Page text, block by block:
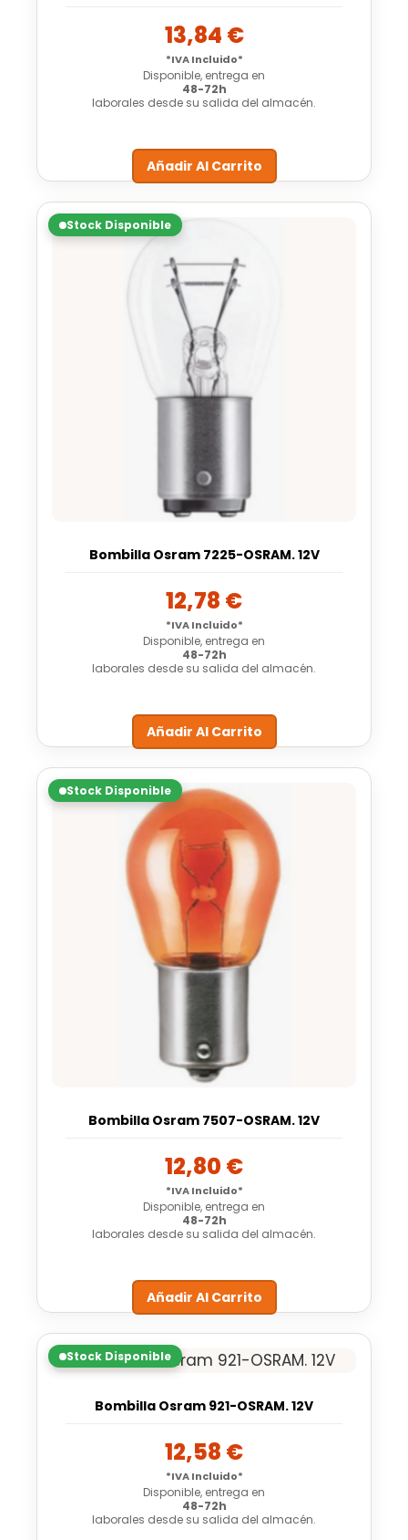
13,84 €
*IVA Incluido*
Disponible, entrega en
48-72h
laborales desde su salida del almacén.
Añadir Al Carrito
Bombilla Osram 7225-OSRAM. 12V
12,78 €
*IVA Incluido*
Disponible, entrega en
48-72h
laborales desde su salida del almacén.
Stock Disponible
Añadir Al Carrito
Bombilla Osram 7507-OSRAM. 12V
12,80 €
*IVA Incluido*
Disponible, entrega en
48-72h
laborales desde su salida del almacén.
Stock Disponible
Añadir Al Carrito
Bombilla Osram 921-OSRAM. 12V
12,58 €
*IVA Incluido*
Disponible, entrega en
48-72h
laborales desde su salida del almacén.
Stock Disponible